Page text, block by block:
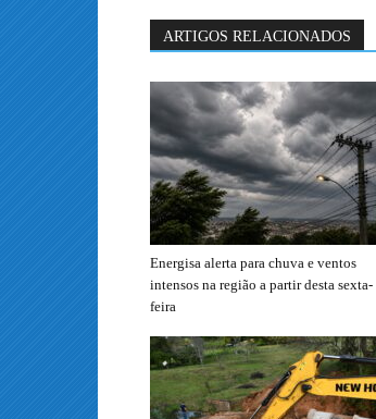
ARTIGOS RELACIONADOS
Energisa alerta para chuva e ventos
intensos na região a partir desta sexta-
feira